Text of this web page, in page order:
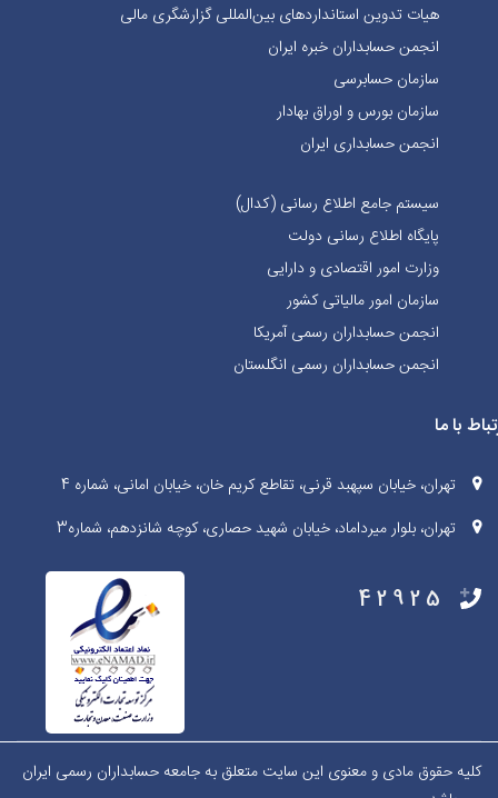
هیات تدوین استانداردهای بین‌المللی گزارشگری مالی
انجمن حسابداران خبره ايران
سازمان حسابرسی
سازمان بورس و اوراق بهادار
انجمن حسابداری ایران
سیستم جامع اطلاع رسانی (کدال)
پایگاه اطلاع رسانی دولت
وزارت امور اقتصادی و دارایی
سازمان امور مالیاتی کشور
انجمن حسابداران رسمی آمریکا
انجمن حسابداران رسمی انگلستان
با ما
تهران، خیابان سپهبد قرنی، تقاطع کریم خان، خیابان امانی، شماره 4
تهران، بلوار میرداماد، خیابان شهید حصاری، کوچه شانزدهم، شماره3
42925
کلیه حقوق مادی و معنوی این سایت متعلق به جامعه حسابداران رسمی ایران